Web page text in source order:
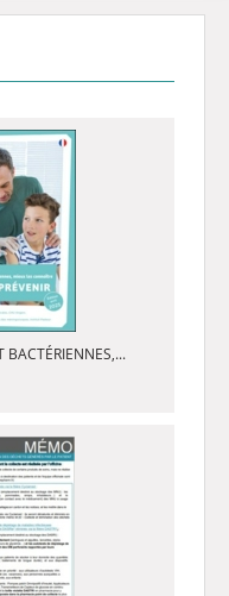
BACTÉRIENNES,...